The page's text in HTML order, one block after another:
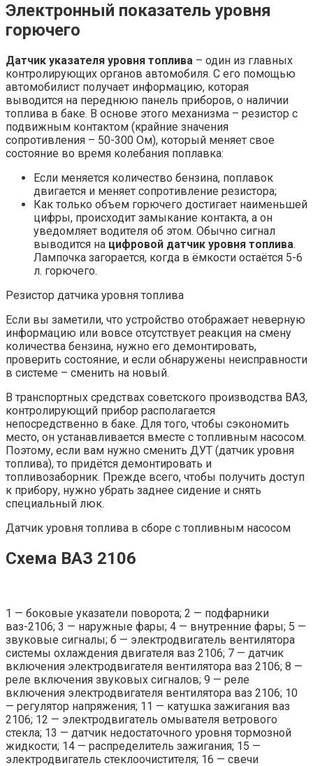
Электронный показатель уровня
горючего
Датчик указателя уровня топлива – один из главных
контролирующих органов автомобиля. С его помощью
автомобилист получает информацию, которая
выводится на переднюю панель приборов, о наличии
топлива в баке. В основе этого механизма – резистор с
подвижным контактом (крайние значения
сопротивления – 50-300 Ом), который меняет свое
состояние во время колебания поплавка:
Если меняется количество бензина, поплавок
двигается и меняет сопротивление резистора;
Как только объем горючего достигает наименьшей
цифры, происходит замыкание контакта, а он
уведомляет водителя об этом. Обычно сигнал
выводится на цифровой датчик уровня топлива.
Лампочка загорается, когда в ёмкости остаётся 5-6
л. горючего.
Резистор датчика уровня топлива
Если вы заметили, что устройство отображает неверную
информацию или вовсе отсутствует реакция на смену
количества бензина, нужно его демонтировать,
проверить состояние, и если обнаружены неисправности
в системе – сменить на новый.
В транспортных средствах советского производства ВАЗ,
контролирующий прибор располагается
непосредственно в баке. Для того, чтобы сэкономить
место, он устанавливается вместе с топливным насосом.
Поэтому, если вам нужно сменить ДУТ (датчик уровня
топлива), то придётся демонтировать и
топливозаборник. Прежде всего, чтобы получить доступ
к прибору, нужно убрать заднее сидение и снять
специальный люк.
Датчик уровня топлива в сборе с топливным насосом
Схема ВАЗ 2106
1 — боковые указатели поворота; 2 — подфарники
ваз-2106; 3 — наружные фары; 4 — внутренние фары; 5 —
звуковые сигналы; б — электродвигатель вентилятора
системы охлаждения двигателя ваз 2106; 7 — датчик
включения электродвигателя вентилятора ваз 2106; 8 —
реле включения звуковых сигналов; 9 — реле
включения электродвигателя вентилятора ваз 2106; 10
— регулятор напряжения; 11 — катушка зажигания ваз
2106; 12 — электродвигатель омывателя ветрового
стекла; 13 — датчик недостаточного уровня тормозной
жидкости; 14 — распределитель зажигания; 15 —
электродвигатель стеклоочистителя; 16 — свечи